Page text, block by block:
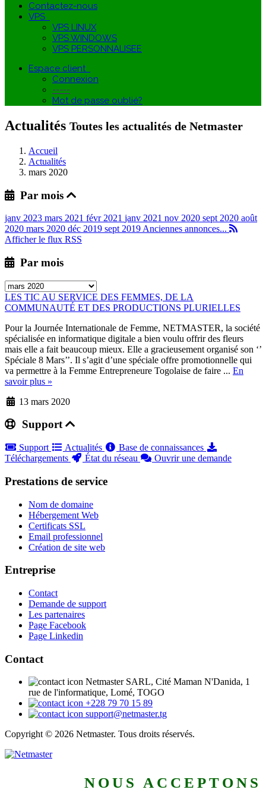
Contactez-nous
VPS
VPS LINUX
VPS WINDOWS
VPS PERSONNALISEE
Espace client
Connexion
-----
Mot de passe oublié?
Actualités Toutes les actualités de Netmaster
Accueil
Actualités
mars 2020
Par mois
janv 2023 mars 2021 févr 2021 janv 2021 nov 2020 sept 2020 août
2020 mars 2020 déc 2019 sept 2019 Anciennes annonces...
Afficher le flux RSS
Par mois
LES TIC AU SERVICE DES FEMMES, DE LA
COMMUNAUTÉ ET DES PRODUCTIONS PLURIELLES
Pour la Journée Internationale de Femme, NETMASTER, la société
spécialisée en informatique digitale a bien voulu offrir des fleurs
mais elle a fait beaucoup mieux. Elle a gracieusement organisé son ‘’
Spéciale 8 Mars’’. Il s’agit d’une spéciale offre promotionnelle qui
va permettre à la Femme Entrepreneure Togolaise de faire ... En
savoir plus »
13 mars 2020
Support
Support Actualités
Base de connaissances
Téléchargements
État du réseau Ouvrir une demande
Prestations de service
Nom de domaine
Hébergement Web
Certificats SSL
Email professionnel
Création de site web
Entreprise
Contact
Demande de support
Les partenaires
Page Facebook
Page Linkedin
Contact
Netmaster SARL, Cité Maman N'Danida, 1
rue de l'informatique, Lomé, TOGO
+228 79 70 15 89
support@netmaster.tg
Copyright © 2026 Netmaster. Tous droits réservés.
NOUS ACCEPTONS